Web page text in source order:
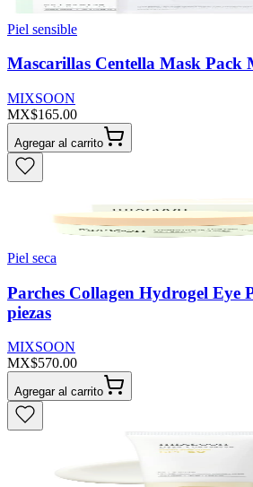
Piel sensible
Mascarillas Centella Mask Pack
MIXSOON
MX$165.00
Agregar al carrito
Piel seca
Parches Collagen Hydrogel Eye
piezas
MIXSOON
MX$570.00
Agregar al carrito